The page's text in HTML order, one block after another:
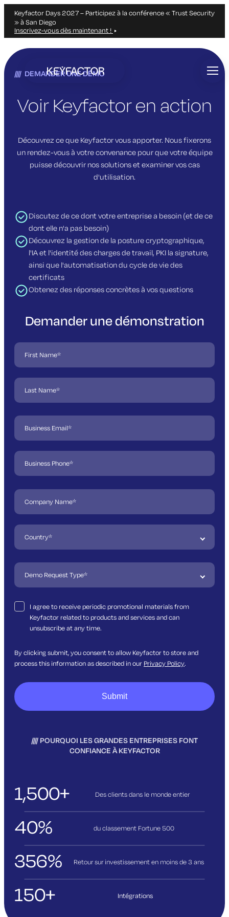
Keyfactor Days 2027 – Participez à la conférence « Trust Security
» à San Diego
Inscrivez-vous dès maintenant !
au
DEMANDER UNE DÉMO
Voir Keyfactor en action
Découvrez ce que Keyfactor vous apporter. Nous fixerons
un rendez-vous à votre convenance pour que votre équipe
puisse découvrir nos solutions et examiner vos cas
d'utilisation.
Discutez de ce dont votre entreprise a besoin (et de ce
dont elle n'a pas besoin)
Découvrez la gestion de la posture cryptographique,
l'IA et l'identité des charges de travail, PKI la signature,
ainsi que l'automatisation du cycle de vie des
certificats
Obtenez des réponses concrètes à vos questions
POURQUOI LES GRANDES ENTREPRISES FONT
CONFIANCE À KEYFACTOR
1,500+ Des clients dans le monde entier
40% du classement Fortune 500
356% Retour sur investissement en moins de 3ans
150+ Intégrations
Demander une démonstration
I agree to receive periodic promotional materials from
Keyfactor related to products and services and can
unsubscribe at any time.
By clicking submit, you consent to allow Keyfactor to store and
process this information as described in our Privacy Policy.